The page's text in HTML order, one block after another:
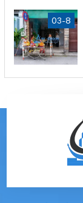
03-8